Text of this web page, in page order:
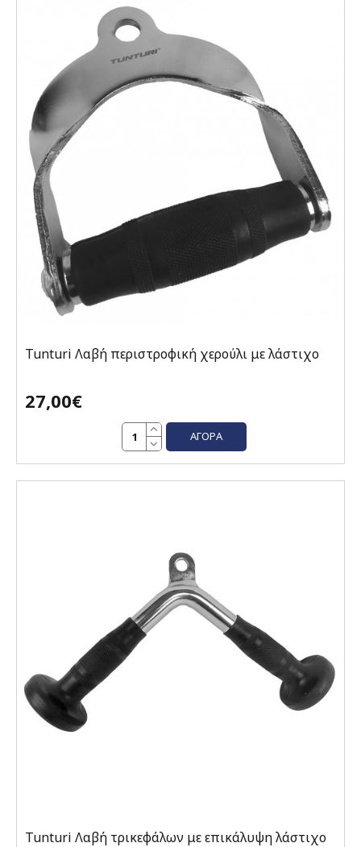
Tunturi Λαβή περιστροφική χερούλι με λάστιχο
27,00€
ΑΓΟΡΆ
Tunturi Λαβή τρικεφάλων με επικάλυψη λάστιχο